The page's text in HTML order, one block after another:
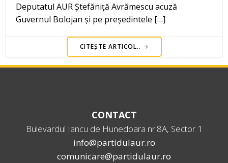
Deputatul AUR Ștefăniță Avrămescu acuză
Guvernul Bolojan și pe președintele […]
CITEȘTE ARTICOL..
CONTACT
Bulevardul Iancu de Hunedoara nr.8A, Sector 1
info@partidulaur.ro
comunicare@partidulaur.ro